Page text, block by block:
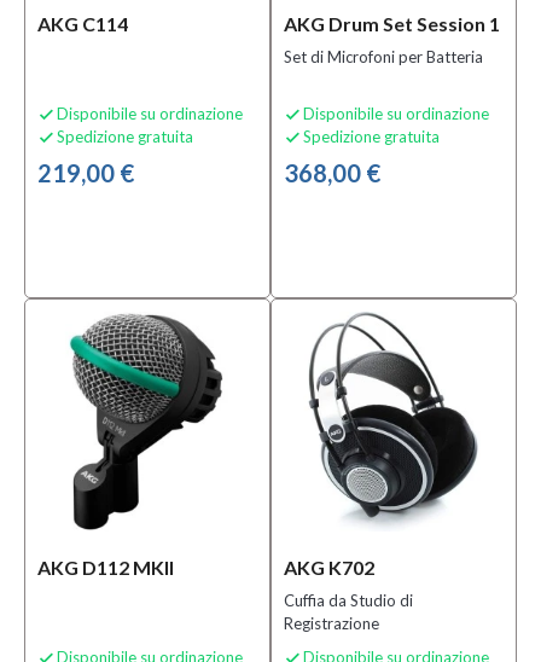
AKG C114
 Disponibile su ordinazione
 Spedizione gratuita
219,00 €
AKG Drum Set Session 1
Set di Microfoni per Batteria
 Disponibile su ordinazione
 Spedizione gratuita
368,00 €
AKG D112 MKII
 Disponibile su ordinazione
AKG K702
Cuffia da Studio di
Registrazione
 Disponibile su ordinazione